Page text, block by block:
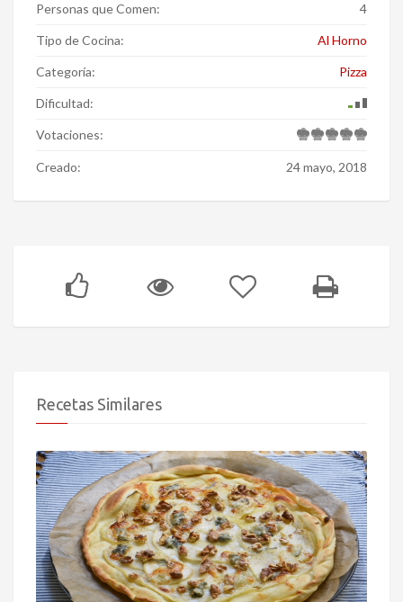
Personas que Comen: 4
Tipo de Cocina: Al Horno
Categoría: Pizza
Dificultad:
Votaciones:
Creado: 24 mayo, 2018
Recetas Similares